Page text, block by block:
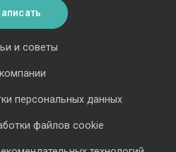
и советы
персональных данных
файлов cookie